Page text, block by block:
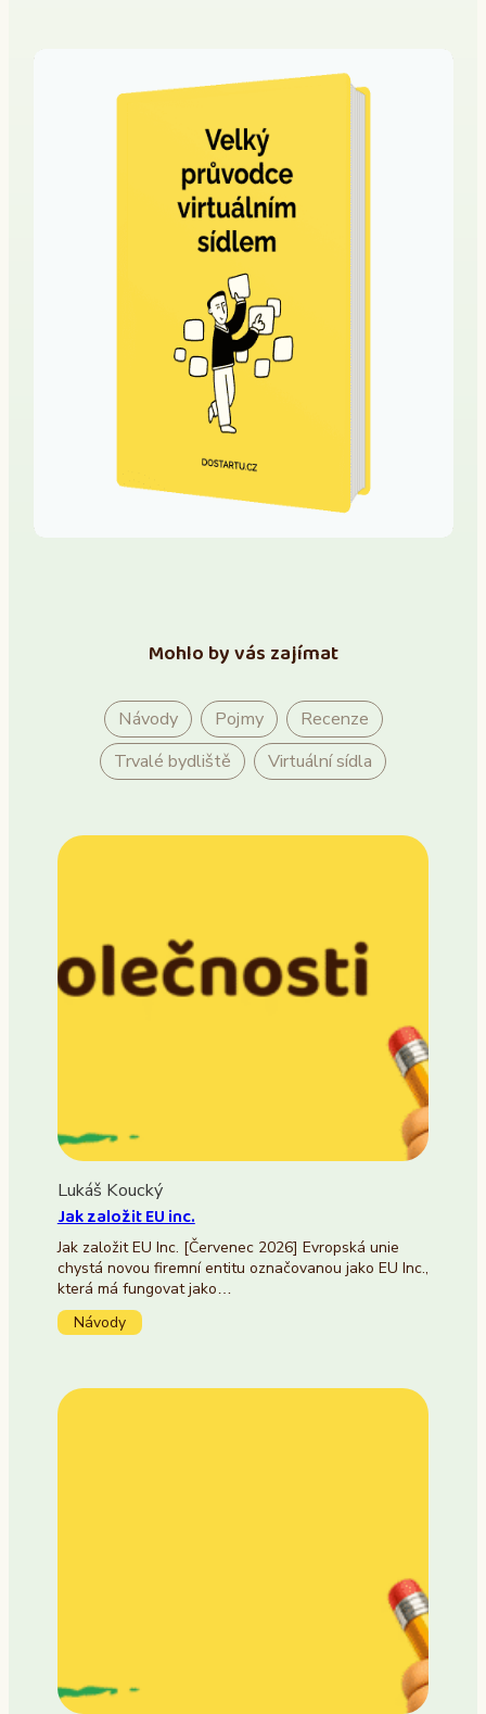
Mohlo by vás zajímat
Návody Pojmy
Recenze
Trvalé bydliště
Virtuální sídla
Lukáš Koucký
Jak založit EU inc.
Jak založit EU Inc. [Červenec 2026] Evropská unie
chystá novou firemní entitu označovanou jako EU Inc.,
která má fungovat jako…
Návody